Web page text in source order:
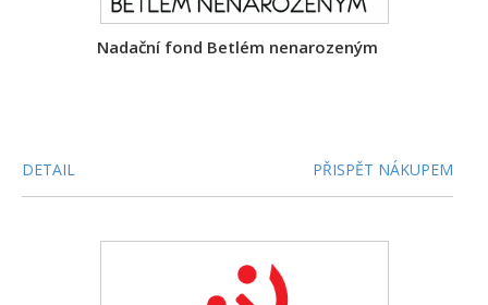
Nadační fond Betlém nenarozeným
DETAIL PŘISPĚT NÁKUPEM